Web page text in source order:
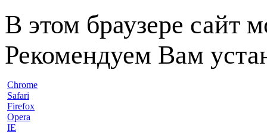
В этом браузере сайт
Рекомендуем Вам
Chrome
Safari
Firefox
Opera
IE